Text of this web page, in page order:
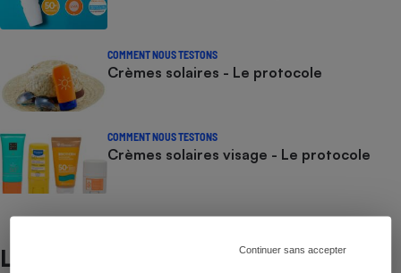
Continuer sans accepter
COMMENT NOUS TESTONS
Crèmes solaires - Le protocole
COMMENT NOUS TESTONS
Crèmes solaires visage - Le protocole
Lire aussi